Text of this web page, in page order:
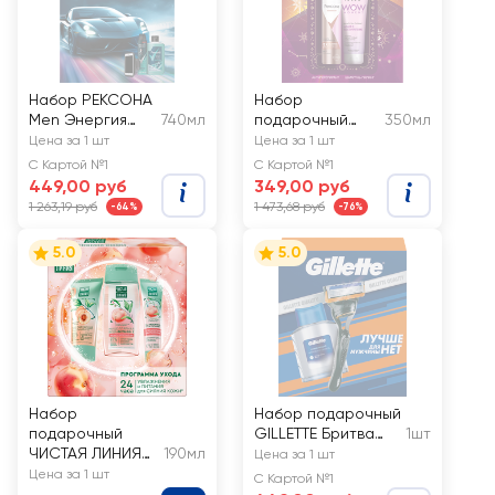
Набор РЕКСОНА
Men Энергия
уверенности
740мл
Цена за 1 шт
С Картой №1
449,00 руб
1 263,19 руб -64%
Набор
подарочный
РЕКСОНА Wow
350мл
Цена за 1 шт
С Картой №1
349,00 руб
1 473,68 руб -76%
5.0
Набор
подарочный
ЧИСТАЯ ЛИНИЯ
Peach boom
190мл
Цена за 1 шт
5.0
Набор подарочный
GILLETTE Бритва
Fusion c 1 сменной
кассетой+Лосьон
1шт
Цена за 1 шт
С Картой №1